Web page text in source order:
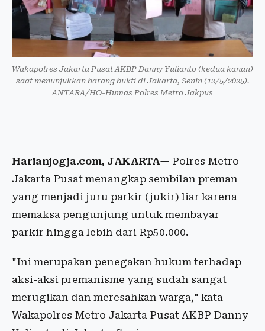
Wakapolres Jakarta Pusat AKBP Danny Yulianto (kedua kanan)
saat menunjukkan barang bukti di Jakarta, Senin (12/5/2025).
ANTARA/HO-Humas Polres Metro Jakpus
Harianjogja.com, JAKARTA— Polres Metro
Jakarta Pusat menangkap sembilan preman
yang menjadi juru parkir (jukir) liar karena
memaksa pengunjung untuk membayar
parkir hingga lebih dari Rp50.000.
"Ini merupakan penegakan hukum terhadap
aksi-aksi premanisme yang sudah sangat
merugikan dan meresahkan warga," kata
Wakapolres Metro Jakarta Pusat AKBP Danny